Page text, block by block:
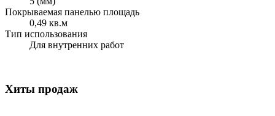
Покрываемая панелью площадь
0,49 кв.м
Тип использования
Для внутренних работ
Хиты продаж